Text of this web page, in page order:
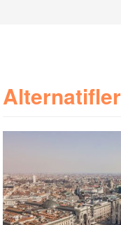
Alternatifler